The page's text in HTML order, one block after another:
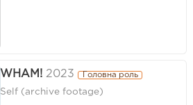
WHAM! 2023 Головна роль
Self (archive footage)